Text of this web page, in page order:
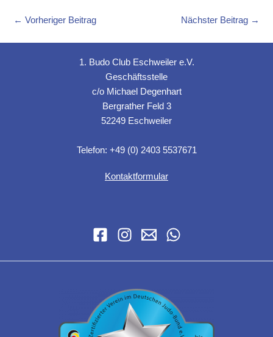
← Vorheriger Beitrag Nächster Beitrag →
1. Budo Club Eschweiler e.V.
Geschäftsstelle
c/o Michael Degenhart
Bergrather Feld 3
52249 Eschweiler
Telefon: +49 (0) 2403 5537671
Kontaktformular